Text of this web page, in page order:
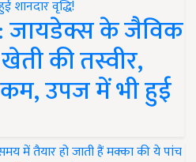
जायडेक्स के जैविक
की तस्वीर,
उपज में भी हुई